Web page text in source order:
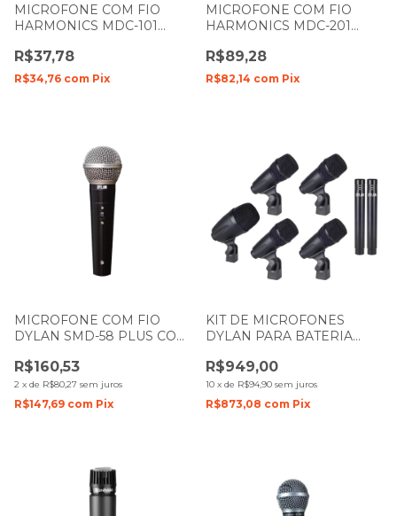
MICROFONE COM FIO
HARMONICS MDC-101
PRETO 51005
R$37,78
R$34,76 com Pix
MICROFONE COM FIO
HARMONICS MDC-201
R$89,28
R$82,14 com Pix
MICROFONE COM FIO
DYLAN SMD-58 PLUS COM
R$160,53
2 x de R$80,27 sem juros
R$147,69 com Pix
KIT DE MICROFONES
DYLAN PARA BATERIA
DRUM
R$949,00
10 x de R$94,90 sem juros
R$873,08 com Pix